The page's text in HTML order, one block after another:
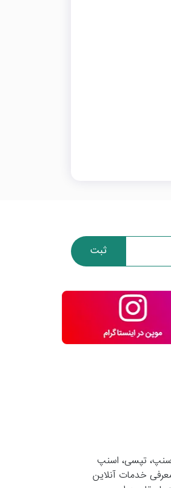
ثبت
تپسی، اسنپ
خدمات آنلاین